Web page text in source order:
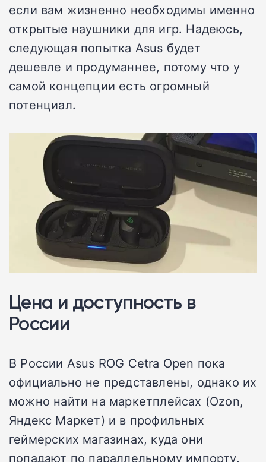
если вам жизненно необходимы именно
открытые наушники для игр. Надеюсь,
следующая попытка Asus будет
дешевле и продуманнее, потому что у
самой концепции есть огромный
потенциал.
Цена и доступность в
России
В России Asus ROG Cetra Open пока
официально не представлены, однако их
можно найти на маркетплейсах (Ozon,
Яндекс Маркет) и в профильных
геймерских магазинах, куда они
попадают по параллельному импорту.